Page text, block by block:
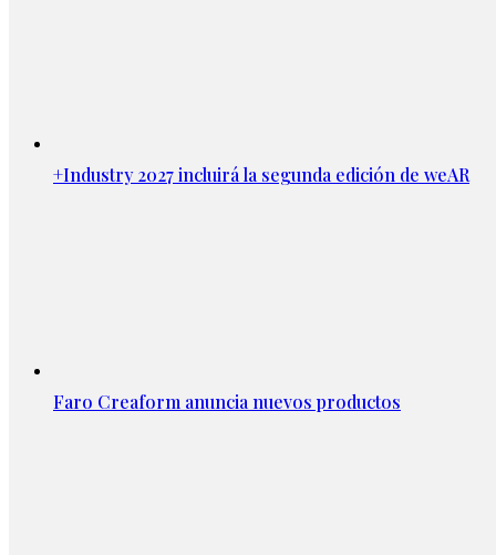
+Industry 2027 incluirá la segunda edición de weAR
Faro Creaform anuncia nuevos productos